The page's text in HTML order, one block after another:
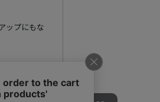
ップにもな
ちらから